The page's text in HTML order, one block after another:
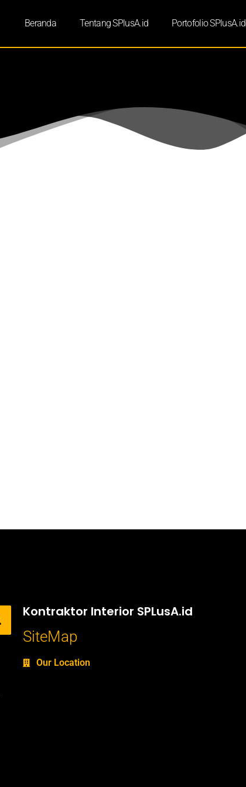
Beranda Tentang SPlusA.id Portofolio SPlusA.id
Kontraktor Interior SPLusA.id
SiteMap
Our Location